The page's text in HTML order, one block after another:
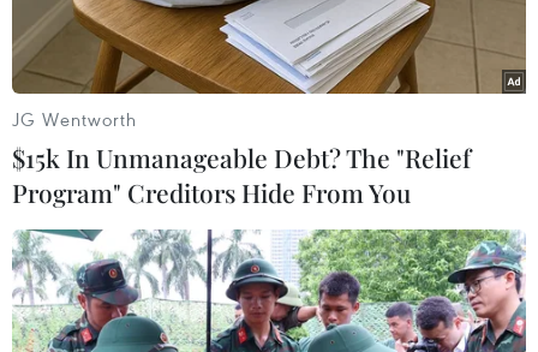
hàng./.
(Vietnam+)
JG Wentworth
$15k In Unmanageable Debt? The "Relief
Program" Creditors Hide From You